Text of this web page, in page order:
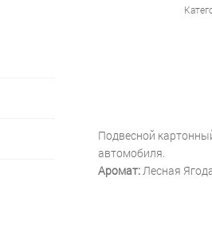
Подвесной
автомобиля.
Аромат:Лесная